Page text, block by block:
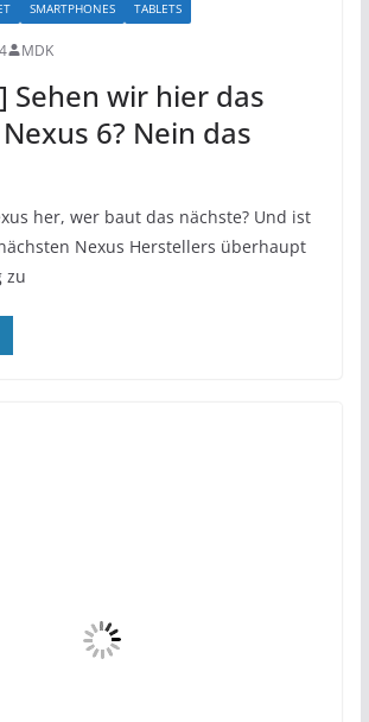
SMARTPHONES TABLETS
MDK
Sehen wir hier das
6? Nein das
her, wer baut das nächste? Und ist
Nexus Herstellers überhaupt
zu